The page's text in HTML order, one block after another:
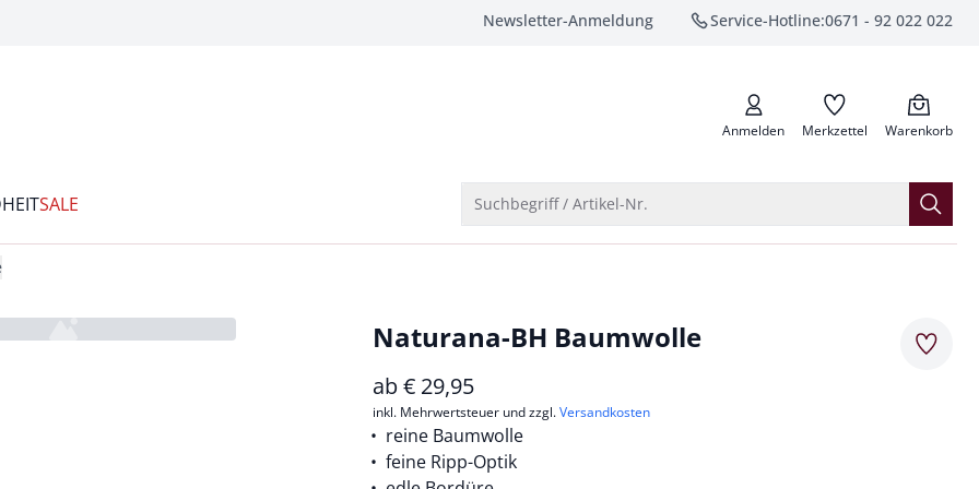
Newsletter-Anmeldung Service-Hotline:0671 - 92 022 022
anrufen
Anmelden Merkzettel Warenkorb
SALE Suchbegriff / Artikel-Nr.
Naturana-BH Baumwolle
ab€ 29,95
inkl. Mehrwertsteuer und zzgl.Versandkosten
reine Baumwolle
feine Ripp-Optik